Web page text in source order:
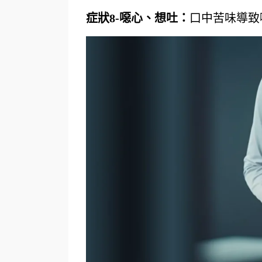
症狀8-噁心、想吐： 口中苦味導